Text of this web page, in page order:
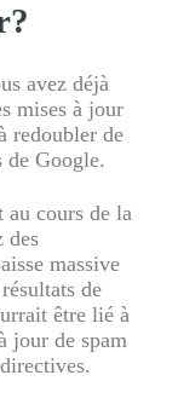
avez déjà
mises à jour
redoubler de
de Google.
cours de la
des
massive
de
être lié à
jour de spam